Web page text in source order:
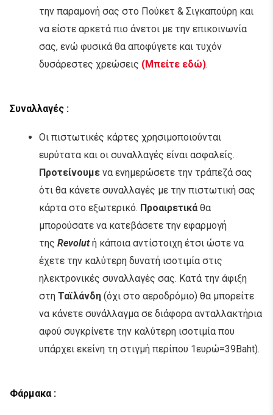
την παραμονή σας στο Πούκετ & Σιγκαπούρη και
να είστε αρκετά πιο άνετοι με την επικοινωνία
σας, ενώ φυσικά θα αποφύγετε και τυχόν
δυσάρεστες χρεώσεις (Μπείτε εδώ).
Συναλλαγές :
Οι πιστωτικές κάρτες χρησιμοποιούνται
ευρύτατα και οι συναλλαγές είναι ασφαλείς.
Προτείνουμε να ενημερώσετε την τράπεζά σας
ότι θα κάνετε συναλλαγές με την πιστωτική σας
κάρτα στο εξωτερικό. Προαιρετικά θα
μπορούσατε να κατεβάσετε την εφαρμογή
της Revolutή κάποια αντίστοιχη έτσι ώστε να
έχετε την καλύτερη δυνατή ισοτιμία στις
ηλεκτρονικές συναλλαγές σας. Κατά την άφιξη
στη Ταϊλάνδη (όχι στο αεροδρόμιο) θα μπορείτε
να κάνετε συνάλλαγμα σε διάφορα ανταλλακτήρια
αφού συγκρίνετε την καλύτερη ισοτιμία που
υπάρχει εκείνη τη στιγμή περίπου 1ευρώ=39Baht).
Φάρμακα :